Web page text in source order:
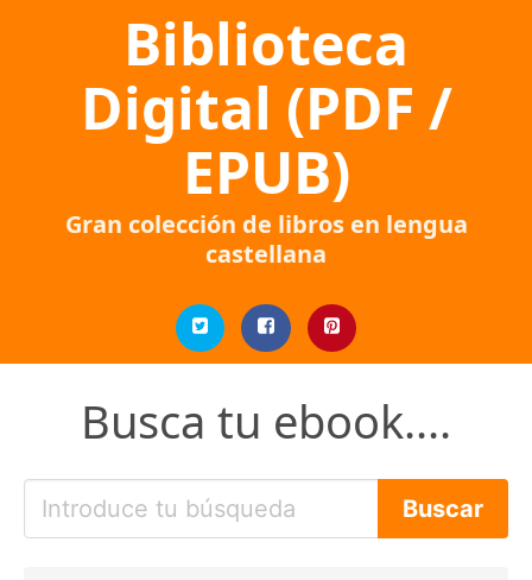
Biblioteca
Digital (PDF /
EPUB)
Gran colección de libros en lengua
castellana
Busca tu ebook....